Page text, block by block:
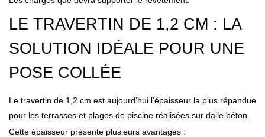
LE TRAVERTIN DE 1,2 CM : LA
SOLUTION IDÉALE POUR UNE
POSE COLLÉE
Le travertin de 1,2 cm est aujourd’hui l’épaisseur la plus répandue
pour les terrasses et plages de piscine réalisées sur dalle béton.
Cette épaisseur présente plusieurs avantages :